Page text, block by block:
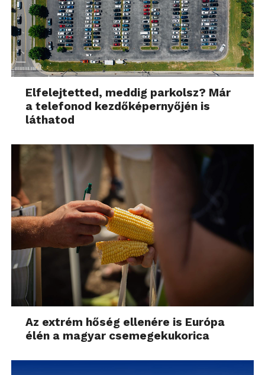
Elfelejtetted, meddig parkolsz? Már
a telefonod kezdőképernyőjén is
láthatod
Az extrém hőség ellenére is Európa
élén a magyar csemegekukorica